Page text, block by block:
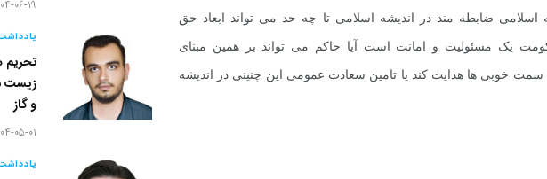
ضابطه مند در اندیشه اسلامی تا چه حد می تواند ابعاد حق
یک مسئولیت و امانت است آیا حاکم می تواند بر همین مبنای
خوبی ها هدایت کند یا تامین سعادت عمومی این چنینی در اندیشه
۱۴۰۴-۰۶-
تحریم
زیست
و گاز
۱۴۰۴-۰۵-